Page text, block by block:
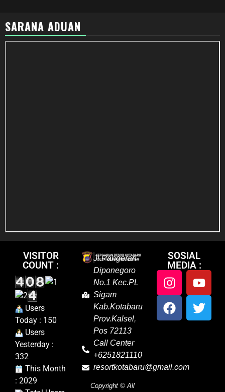
SARANA ADUAN
VISITOR
COUNT :
Users
Today : 150
Users
Yesterday :
332
This Month
: 2029
Jl.Pangeran
Diponegoro
No.1 Kec.PL
Sigam
Kab.Kotabaru
Prov.Kalsel,
Pos 72113
Call Center
+6251821110
resortkotabaru@gmail.com
Copyright © All
SOSIAL
MEDIA :